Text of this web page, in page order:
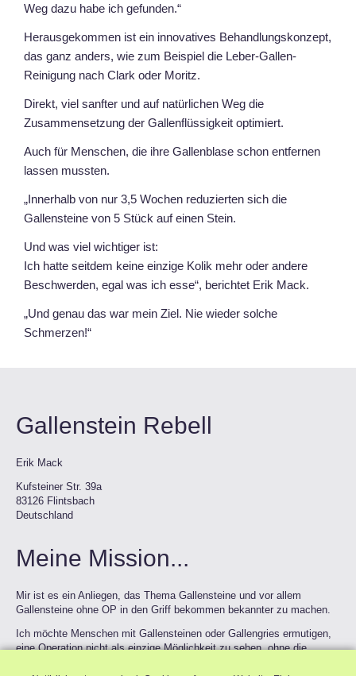
Weg dazu habe ich gefunden.“
Herausgekommen ist ein innovatives Behandlungskonzept,
das ganz anders, wie zum Beispiel die Leber-Gallen-
Reinigung nach Clark oder Moritz.
Direkt, viel sanfter und auf natürlichen Weg die
Zusammensetzung der Gallenflüssigkeit optimiert.
Auch für Menschen, die ihre Gallenblase schon entfernen
lassen mussten.
„Innerhalb von nur 3,5 Wochen reduzierten sich die
Gallensteine von 5 Stück auf einen Stein.
Und was viel wichtiger ist:
Ich hatte seitdem keine einzige Kolik mehr oder andere
Beschwerden, egal was ich esse“, berichtet Erik Mack.
„Und genau das war mein Ziel. Nie wieder solche
Schmerzen!“
Gallenstein Rebell
Erik Mack
Kufsteiner Str. 39a
83126 Flintsbach
Deutschland
Meine Mission...
Mir ist es ein Anliegen, das Thema Gallensteine und vor allem
Gallensteine ohne OP in den Griff bekommen bekannter zu machen.
Ich möchte Menschen mit Gallensteinen oder Gallengries ermutigen,
eine Operation nicht als einzige Möglichkeit zu sehen, ohne die